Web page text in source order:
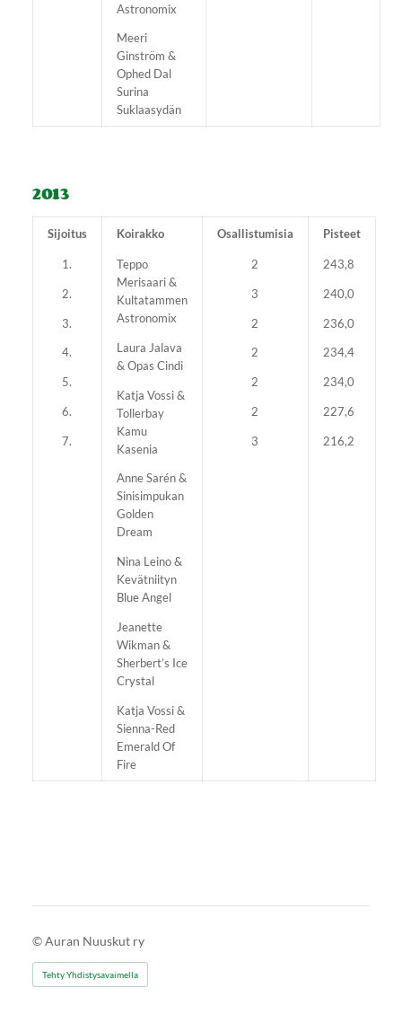
Astronomix
Meeri
Ginström &
Ophed Dal
Surina
Suklaasydän
2013
Sijoitus
1.
2.
3.
4.
5.
6.
7.
Koirakko
Teppo
Merisaari &
Kultatammen
Astronomix
Laura Jalava
& Opas Cindi
Katja Vossi &
Tollerbay
Kamu
Kasenia
Anne Sarén &
Sinisimpukan
Golden
Dream
Nina Leino &
Kevätniityn
Blue Angel
Jeanette
Wikman &
Sherbert’s Ice
Crystal
Katja Vossi &
Sienna-Red
Emerald Of
Fire
Osallistumisia
2
3
2
2
2
2
3
Pisteet
243,8
240,0
236,0
234,4
234,0
227,6
216,2
©Auran Nuuskut ry
Tehty Yhdistysavaimella